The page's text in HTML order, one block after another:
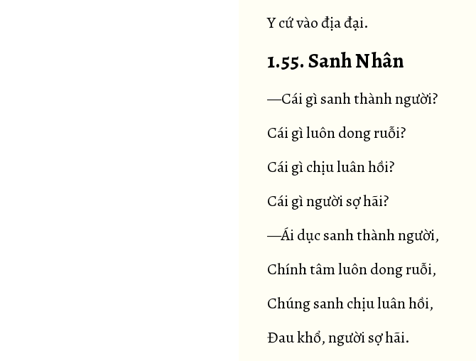
Y cứ vào địa đại.
1.55. Sanh Nhân
—Cái gì sanh thành người?
Cái gì luôn dong ruỗi?
Cái gì chịu luân hồi?
Cái gì người sợ hãi?
—Ái dục sanh thành người,
Chính tâm luôn dong ruỗi,
Chúng sanh chịu luân hồi,
Đau khổ, người sợ hãi.